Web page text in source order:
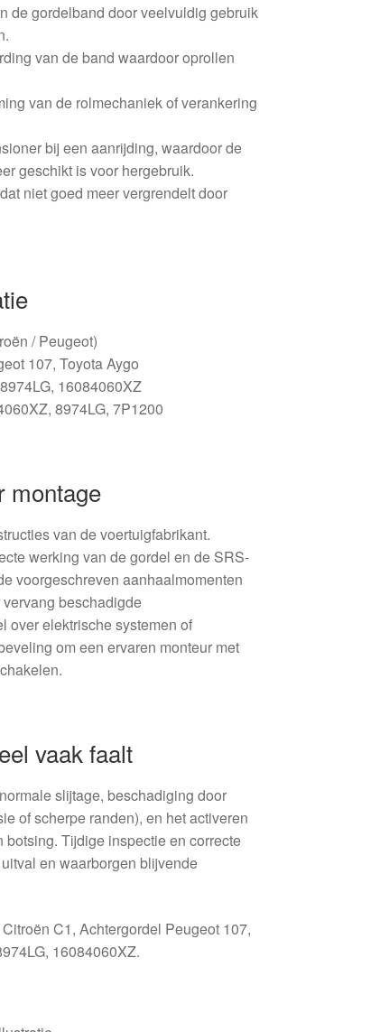
de gordelband door veelvuldig gebruik
van de band waardoor oprollen
van de rolmechaniek of verankering
bij een aanrijding, waardoor de
geschikt is voor hergebruik.
niet goed meer vergrendelt door
/ Peugeot)
107, Toyota Aygo
16084060XZ
8974LG, 7P1200
montage
van de voertuigfabrikant.
werking van de gordel en de SRS-
voorgeschreven aanhaalmomenten
beschadigde
over elektrische systemen of
om een ervaren monteur met
vaak faalt
slijtage, beschadiging door
of scherpe randen), en het activeren
Tijdige inspectie en correcte
en waarborgen blijvende
C1, Achtergordel Peugeot 107,
16084060XZ.